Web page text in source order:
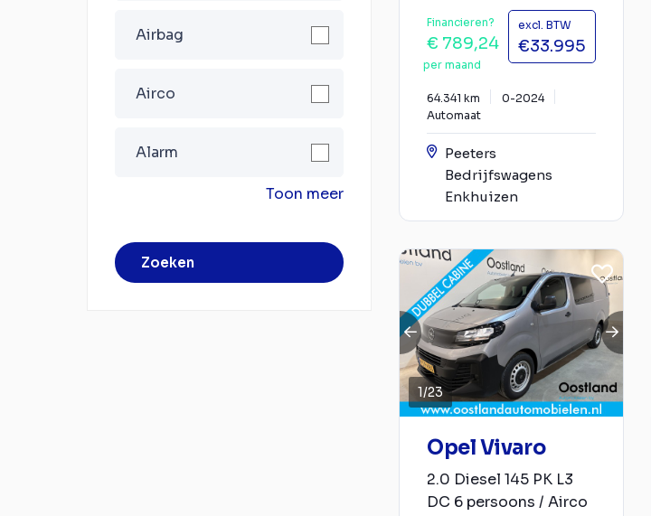
Airbag
Airco
Alarm
Toon meer
Zoeken
Financieren?
€ 789,24
per maand
excl. BTW
€33.995
64.341 km
0-2024
Automaat
Peeters
Bedrijfswagens
Enkhuizen
1/23
Opel Vivaro
2.0 Diesel 145 PK L3
DC 6 persoons / Airco